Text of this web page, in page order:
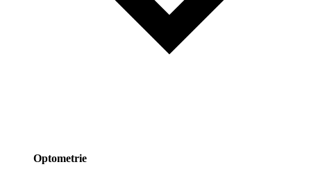
Optometrie